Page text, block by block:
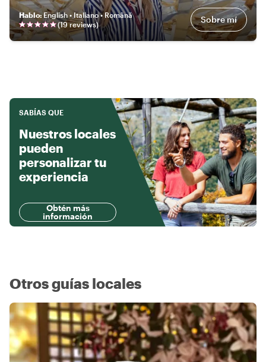
Hablo:English • Italiano • Română
(19reviews) Sobre mí
SABÍAS QUE
Nuestros locales
pueden
personalizar tu
experiencia
Obtén más
información
Otros guías locales